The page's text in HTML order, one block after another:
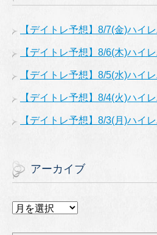
【デイトレ予想】8/7(金)ハイ
【デイトレ予想】8/6(木)ハイ
【デイトレ予想】8/5(水)ハイ
【デイトレ予想】8/4(火)ハイ
【デイトレ予想】8/3(月)ハイ
アーカイブ
ア
カ